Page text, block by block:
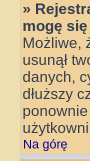
»
mogę
Możliwe,
usunął
danych,
dłuższy
Na górę